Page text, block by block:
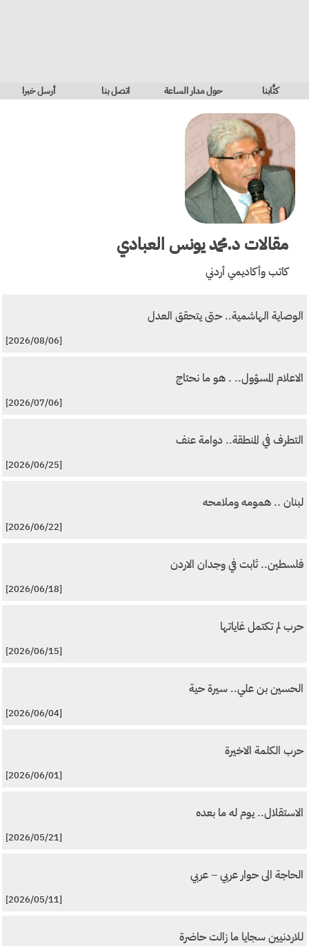
كتَّابنا حول مدار الساعة اتصل بنا أرسل خبرا
مقالاتد.محمد يونس العبادي
كاتب وأكاديمي أردني
الوصاية الهاشمية.. حتى يتحقق العدل
[2026/08/06]
الاعلام المسؤول.. . هو ما نحتاج
[2026/07/06]
التطرف في المنطقة.. دوامة عنف
[2026/06/25]
لبنان .. همومه وملامحه
[2026/06/22]
فلسطين.. ثابت في وجدان الاردن
[2026/06/18]
حرب لم تكتمل غاياتها
[2026/06/15]
الحسين بن علي.. سيرة حية
[2026/06/04]
حرب الكلمة الاخيرة
[2026/06/01]
الاستقلال.. يوم له ما بعده
[2026/05/21]
الحاجة الى حوار عربي – عربي
[2026/05/11]
للاردنيين سجايا ما زالت حاضرة